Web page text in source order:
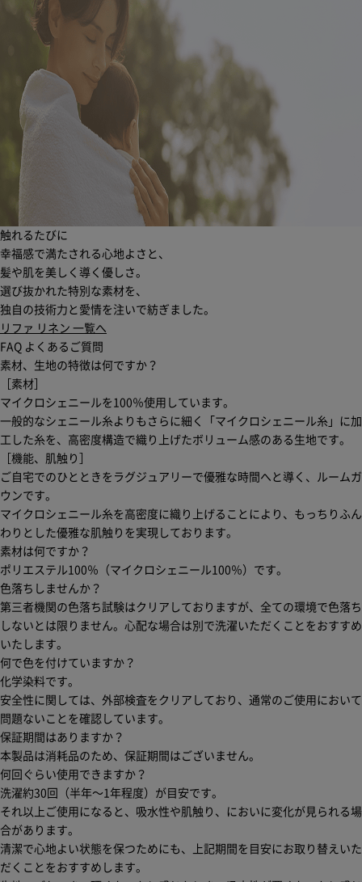
触れるたびに
幸福感で満たされる心地よさと、
髪や肌を美しく導く優しさ。
選び抜かれた特別な素材を、
独自の技術力と愛情を注いで紡ぎました。
リファ リネン 一覧へ
FAQ よくあるご質問
素材、生地の特徴は何ですか？
［素材］
マイクロシェニールを100％使用しています。
一般的なシェニール糸よりもさらに細く「マイクロシェニール糸」に加
工した糸を、高密度構造で織り上げたボリューム感のある生地です。
［機能、肌触り］
ご自宅でのひとときをラグジュアリーで優雅な時間へと導く、ルームガ
ウンです。
マイクロシェニール糸を高密度に織り上げることにより、もっちりふん
わりとした優雅な肌触りを実現しております。
素材は何ですか？
ポリエステル100％（マイクロシェニール100％）です。
色落ちしませんか？
第三者機関の色落ち試験はクリアしておりますが、全ての環境で色落ち
しないとは限りません。心配な場合は別で洗濯いただくことをおすすめ
いたします。
何で色を付けていますか？
化学染料です。
安全性に関しては、外部検査をクリアしており、通常のご使用において
問題ないことを確認しています。
保証期間はありますか？
本製品は消耗品のため、保証期間はございません。
何回ぐらい使用できますか？
洗濯約30回（半年〜1年程度）が目安です。
それ以上ご使用になると、吸水性や肌触り、においに変化が見られる場
合があります。
清潔で心地よい状態を保つためにも、上記期間を目安にお取り替えいた
だくことをおすすめします。